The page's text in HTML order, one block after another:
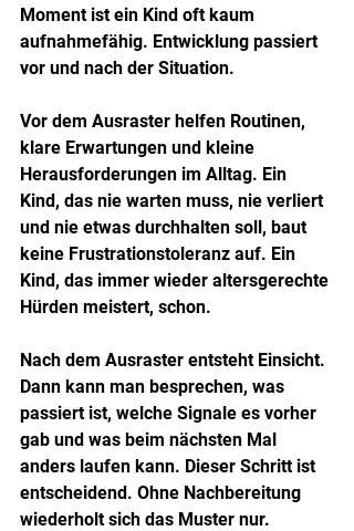
Moment ist ein Kind oft kaum
aufnahmefähig. Entwicklung passiert
vor und nach der Situation.
Vor dem Ausraster helfen Routinen,
klare Erwartungen und kleine
Herausforderungen im Alltag. Ein
Kind, das nie warten muss, nie verliert
und nie etwas durchhalten soll, baut
keine Frustrationstoleranz auf. Ein
Kind, das immer wieder altersgerechte
Hürden meistert, schon.
Nach dem Ausraster entsteht Einsicht.
Dann kann man besprechen, was
passiert ist, welche Signale es vorher
gab und was beim nächsten Mal
anders laufen kann. Dieser Schritt ist
entscheidend. Ohne Nachbereitung
wiederholt sich das Muster nur.